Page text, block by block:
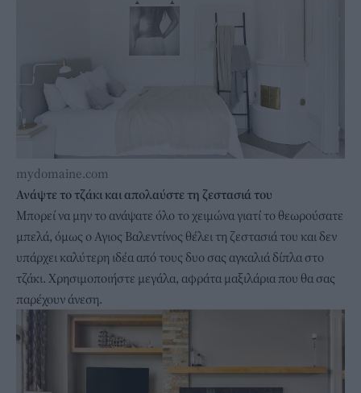
mydomaine.com
Ανάψτε το τζάκι και απολαύστε τη ζεστασιά του
Μπορεί να μην το ανάψατε όλο το χειμώνα γιατί το θεωρούσατε
μπελά, όμως ο Αγιος Βαλεντίνος θέλει τη ζεστασιά του και δεν
υπάρχει καλύτερη ιδέα από τους δυο σας αγκαλιά δίπλα στο
τζάκι. Χρησιμοποιήστε μεγάλα, αφράτα μαξιλάρια που θα σας
παρέχουν άνεση.